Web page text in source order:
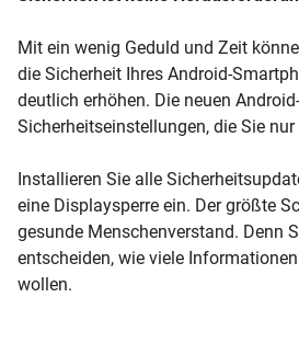
Mit ein wenig Geduld und Zeit
die Sicherheit Ihres Android-
deutlich erhöhen. Die neuen
Sicherheitseinstellungen, die Sie
Installieren Sie alle
eine Displaysperre ein. Der größte
gesunde Menschenverstand. Denn
entscheiden, wie viele
wollen.